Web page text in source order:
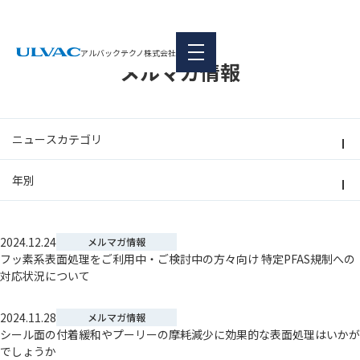
アルバックテクノ株式会社
最新情報
メルマガ情報
ニュースカテゴリ
年別
2024.12.24 メルマガ情報
フッ素系表面処理をご利用中・ご検討中の方々向け 特定PFAS規制への
対応状況について
2024.11.28 メルマガ情報
シール面の付着緩和やプーリーの摩耗減少に効果的な表面処理はいかが
でしょうか